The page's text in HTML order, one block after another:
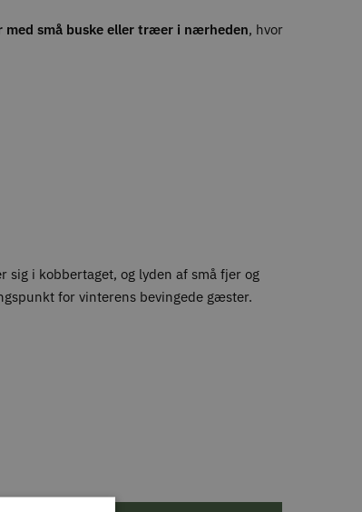
med små buske eller træer i nærheden, hvor
i kobbertaget, og lyden af små fjer og
for vinterens bevingede gæster.